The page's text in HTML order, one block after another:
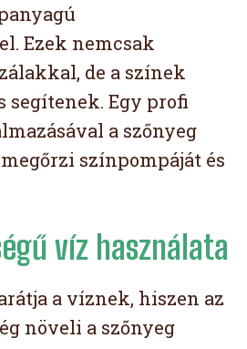
Ezek nemcsak
de a színek
segítenek. Egy profi
a szőnyeg
színpompáját és
víz használata
a víznek, hiszen az
növeli a szőnyeg